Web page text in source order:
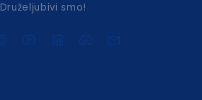
Druželjubivi smo!